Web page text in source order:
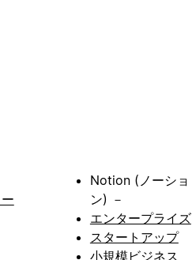
Notion (ノーショ
ン) －
エンタープライズ
スタートアップ
小規模ビジネス